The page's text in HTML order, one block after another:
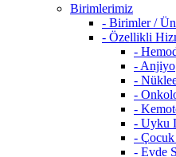
Birimlerimiz
- Birimler /
- Özellikli
-
- Anjiyo
-
-
-
- Uyku
-
- Evde